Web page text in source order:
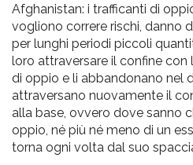
Afghanistan: i trafficanti di
vogliono correre rischi, danno
per lunghi periodi piccoli
loro attraversare il confine con
di oppio e li abbandonano nel
attraversano nuovamente il
alla base, ovvero dove sanno
oppio, né più né meno di un
torna ogni volta dal suo